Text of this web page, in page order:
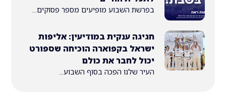
בפרשת השבוע מופיעים מספר פסוקים...
חגיגה ענקית במודיעין: אליפות
ישראל בקפוארה הוכיחה שספורט
יכול לחבר את כולם
העיר שלנו הפכה בסוף השבוע...